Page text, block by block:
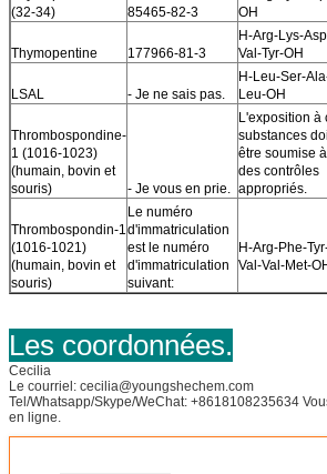
(32-34)
85465-82-3
OH
Thymopentine 177966-81-3
H-Arg-Lys-
Val-Tyr-OH
LSAL - Je ne sais pas.
H-Leu-Ser-
Leu-OH
Thrombospondine-
1 (1016-1023)
(humain, bovin et
souris)
- Je vous en prie.
L'exposition à
substances
être soumise à
des contrôles
appropriés.
Thrombospondin-1
(1016-1021)
(humain, bovin et
souris)
Le numéro
d'immatriculation
est le numéro
d'immatriculation
suivant:
H-Arg-Phe-
Val-Val-Met-
Les coordonnées.
Cecilia
Le courriel: cecilia@youngshechem.com
Tel/Whatsapp/Skype/WeChat: +8618108235634
en ligne.